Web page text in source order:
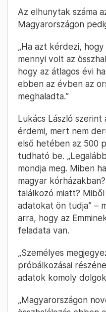
Az elhunytak száma
Magyarországon
„Ha azt kérdezi,
mennyi volt az
hogy az átlagos évi
ebben az évben az
meghaladta.”
Lukács László szerint
érdemi, mert nem
első hetében az 500
tudható be.
mondja meg. Miben
magyar
találkozó miatt?
adatokat ön tudja” –
arra, hogy az
feladata van.
„Személyes
próbálkozásai
adatok komoly
„Magyarországon